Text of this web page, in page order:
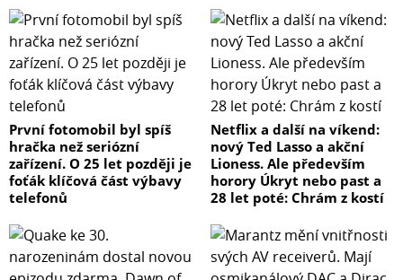
První fotomobil byl spíš
hračka než seriózní
zařízení. O 25 let později je
foťák klíčová část výbavy
telefonů
Netflix a další na víkend:
nový Ted Lasso a akční
Lioness. Ale především
horory Úkryt nebo past a
28 let poté: Chrám z kostí